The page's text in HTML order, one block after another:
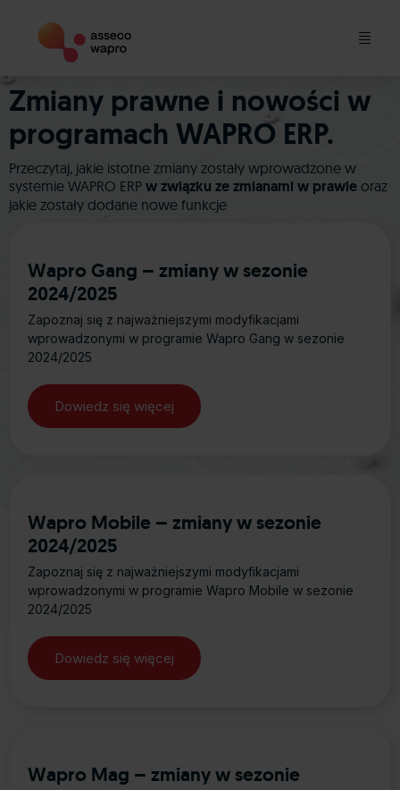
to
content
Zmiany prawne i nowości w
programach WAPRO ERP.
Przeczytaj, jakie istotne zmiany zostały wprowadzone w
systemie WAPRO ERP w związku ze zmianami w prawie oraz
jakie zostały dodane nowe funkcje
Wapro Gang – zmiany w sezonie
2024/2025
Zapoznaj się z najważniejszymi modyfikacjami
wprowadzonymi w programie Wapro Gang w sezonie
2024/2025
Dowiedz się więcej about Wapro Gang – zmiany w
Wapro Mobile – zmiany w sezonie
2024/2025
Zapoznaj się z najważniejszymi modyfikacjami
wprowadzonymi w programie Wapro Mobile w sezonie
2024/2025
Dowiedz się więcej about Wapro Mobile – zmiany w
Wapro Mag – zmiany w sezonie